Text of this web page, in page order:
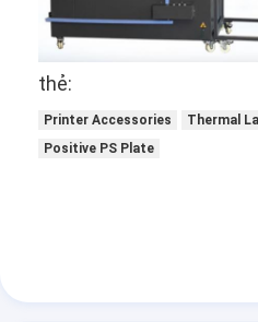
thẻ:
Printer Accessories
Thermal
Positive PS Plate